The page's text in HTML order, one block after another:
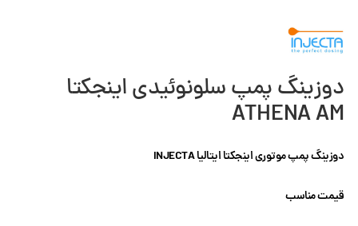
دوزینگ پمپ سلونوئیدی اینجکتا
ATHENA AM
دوزینگ پمپ موتوری اینجکتا ایتالیا INJECTA
قیمت مناسب